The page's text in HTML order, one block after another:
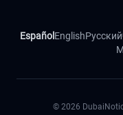
Español EnglishРусский
© 2026